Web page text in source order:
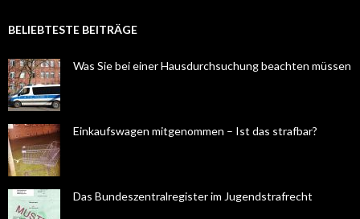
BELIEBTESTE BEITRÄGE
Was Sie bei einer Hausdurchsuchung beachten müssen
Einkaufswagen mitgenommen – Ist das strafbar?
Das Bundeszentralregister im Jugendstrafrecht